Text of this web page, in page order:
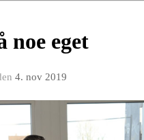
noe eget
4. nov 2019